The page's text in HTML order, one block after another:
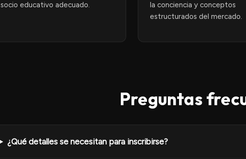
socio educativo adecuado.
la conciencia y conceptos
estructurados del mercado.
Preguntas
¿Qué detalles se necesitan para inscribirse?